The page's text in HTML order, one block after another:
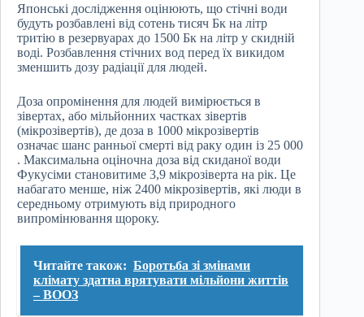
Японські дослідження оцінюють, що стічні води
будуть розбавлені від сотень тисяч Бк на літр
тритію в резервуарах до 1500 Бк на літр у скидній
воді. Розбавлення стічних вод перед їх викидом
зменшить дозу радіації для людей.
Доза опромінення для людей вимірюється в
зівертах, або мільйонних частках зівертів
(мікрозівертів), де доза в 1000 мікрозівертів
означає шанс ранньої смерті від раку один із 25 000
. Максимальна оціночна доза від скиданої води
Фукусіми становитиме 3,9 мікрозіверта на рік. Це
набагато менше, ніж 2400 мікрозівертів, які люди в
середньому отримують від природного
випромінювання щороку.
Читайте також: Боротьба зі змінами
клімату здатна врятувати мільйони життів
– ВООЗ